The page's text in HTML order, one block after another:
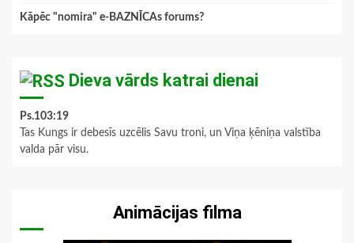
Kāpēc "nomira" e-BAZNĪCAs forums?
Dieva vārds katrai dienai
Ps.103:19
Tas Kungs ir debesīs uzcēlis Savu troni, un Viņa ķēniņa valstība
valda pār visu.
Animācijas filma